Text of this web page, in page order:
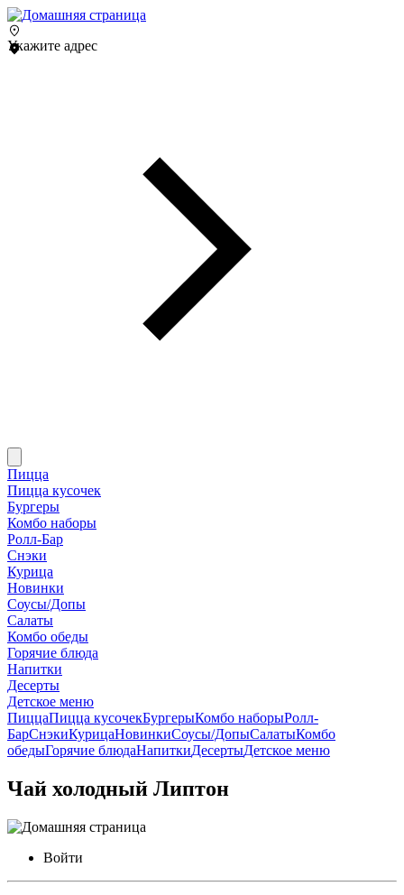
Укажите адрес
Пицца
Пицца кусочек
Бургеры
Комбо наборы
Ролл-Бар
Снэки
Курица
Новинки
Соусы/Допы
Салаты
Комбо обеды
Горячие блюда
Напитки
Десерты
Детское меню
ПиццаПицца кусочекБургерыКомбо наборыРолл-
БарСнэкиКурицаНовинкиСоусы/ДопыСалатыКомбо
обедыГорячие блюдаНапиткиДесертыДетское меню
Чай холодный Липтон
Войти